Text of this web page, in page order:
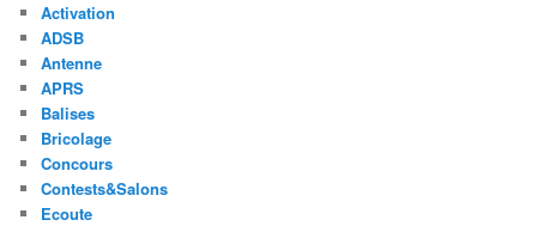
Activation
ADSB
Antenne
APRS
Balises
Bricolage
Concours
Contests&Salons
Ecoute